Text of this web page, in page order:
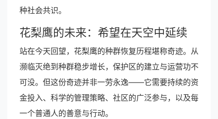
种社会共识。
花梨鹰的未来：希望在天空中延续
站在今天回望，花梨鹰的种群恢复历程堪称奇迹。从
濒临灭绝到种群稳步增长，保护区的建立与运营功不
可没。但这份奇迹并非一劳永逸——它需要持续的资
金投入、科学的管理策略、社区的广泛参与，以及每
一个普通人的善意与行动。